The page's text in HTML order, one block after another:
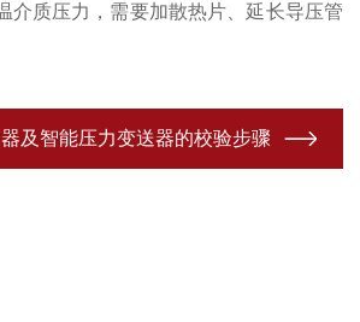
质压力，需要加散热片、延长导压管
及智能压力变送器的校验步骤